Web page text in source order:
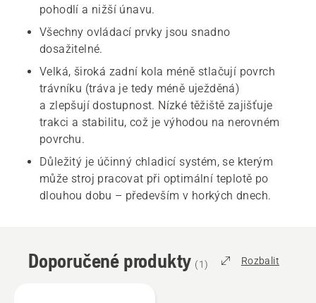
pohodlí a nižší únavu.
Všechny ovládací prvky jsou snadno
dosažitelné.
Velká, široká zadní kola méně stlačují povrch
trávníku (tráva je tedy méně uježděná)
a zlepšují dostupnost. Nízké těžiště zajišťuje
trakci a stabilitu, což je výhodou na nerovném
povrchu.
Důležitý je účinný chladicí systém, se kterým
může stroj pracovat při optimální teplotě po
dlouhou dobu – především v horkých dnech.
Doporučené produkty (1) Rozbalit